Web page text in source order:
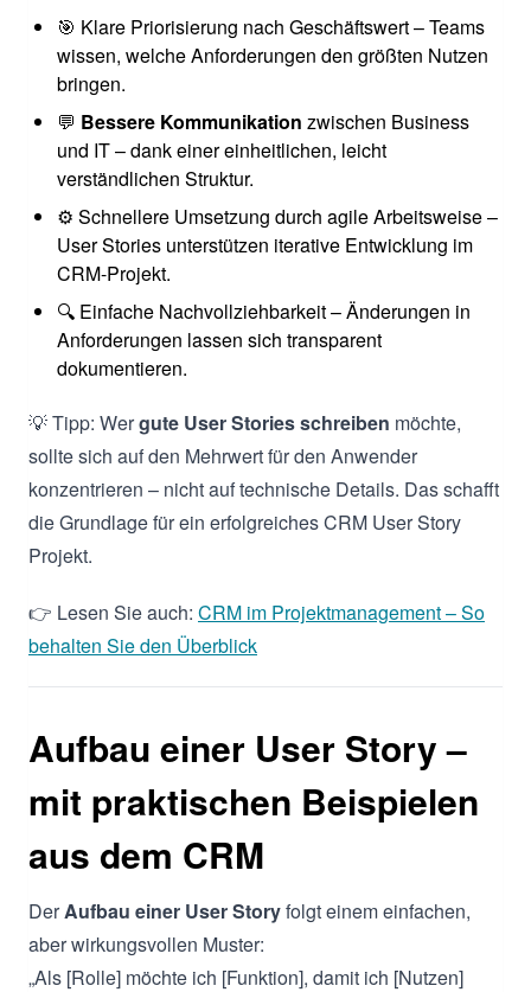
🎯 Klare Priorisierung nach Geschäftswert – Teams
wissen, welche Anforderungen den größten Nutzen
bringen.
💬 Bessere Kommunikation zwischen Business
und IT – dank einer einheitlichen, leicht
verständlichen Struktur.
⚙️ Schnellere Umsetzung durch agile Arbeitsweise –
User Stories unterstützen iterative Entwicklung im
CRM-Projekt.
🔍 Einfache Nachvollziehbarkeit – Änderungen in
Anforderungen lassen sich transparent
dokumentieren.
💡 Tipp: Wergute User Stories schreiben möchte,
sollte sich auf den Mehrwert für den Anwender
konzentrieren – nicht auf technische Details. Das schafft
die Grundlage für ein erfolgreiches CRM User Story
Projekt.
👉 Lesen Sie auch: CRM im Projektmanagement – So
behalten Sie den Überblick
Aufbau einer User Story –
mit praktischen Beispielen
aus dem CRM
DerAufbau einer User Storyfolgt einem einfachen,
aber wirkungsvollen Muster:
„Als [Rolle] möchte ich [Funktion], damit ich [Nutzen]